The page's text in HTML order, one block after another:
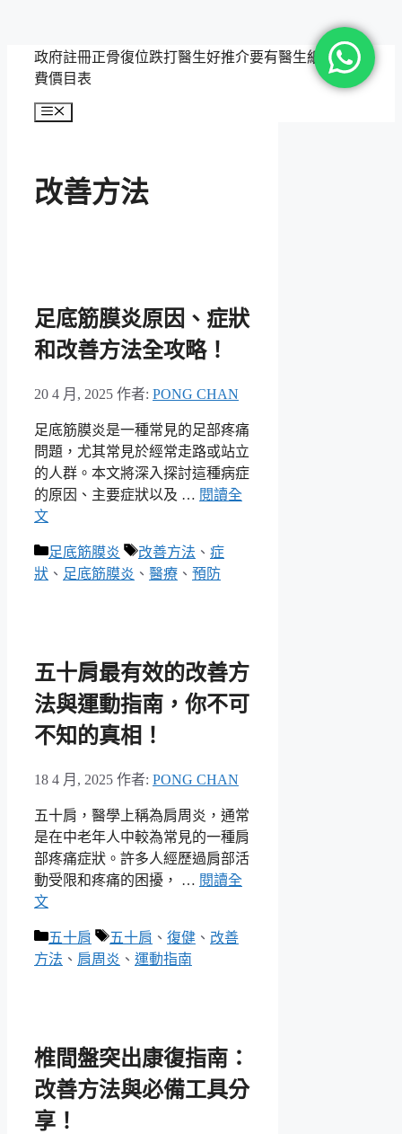
政府註冊正骨復位跌打醫生好推介要有醫生紙，附收
費價目表
選
改善方法
足底筋膜炎原因、症狀
和改善方法全攻略！
20 4 月, 2025 作者: PONG CHAN
足底筋膜炎是一種常見的足部疼痛
問題，尤其常見於經常走路或站立
的人群。本文將深入探討這種病症
的原因、主要症狀以及 … 閱讀全
文
分
類
足底筋膜炎
標
籤
改善方法 、 症
狀 、 足底筋膜炎 、 醫療 、 預防
五十肩最有效的改善方
法與運動指南，你不可
不知的真相！
18 4 月, 2025 作者: PONG CHAN
五十肩，醫學上稱為肩周炎，通常
是在中老年人中較為常見的一種肩
部疼痛症狀。許多人經歷過肩部活
動受限和疼痛的困擾， … 閱讀全
文
分
類
五十肩
標
籤
五十肩 、 復健 、 改善
方法 、 肩周炎 、 運動指南
椎間盤突出康復指南：
改善方法與必備工具分
享！